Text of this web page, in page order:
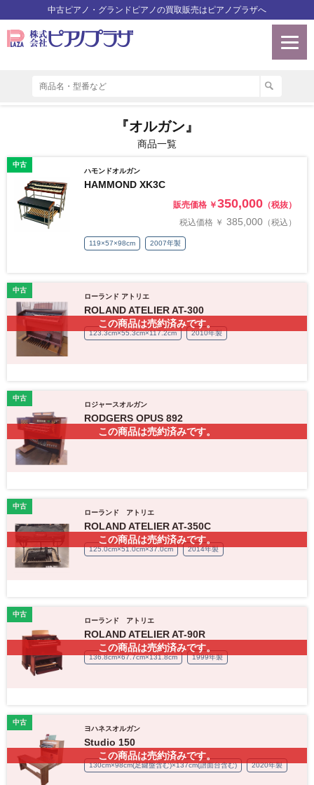
中古ピアノ・グランドピアノの買取販売はピアノプラザへ
『オルガン』
商品一覧
中古
ハモンドオルガン
HAMMOND XK3C
販売価格 ￥350,000 （税抜）
税込価格 ￥ 385,000 （税込）
119×57×98cm 2007年製
この商品は売約済みです。
中古
ローランド アトリエ
ROLAND ATELIER AT-300
123.3cm×55.3cm×117.2cm 2010年製
この商品は売約済みです。
中古
ロジャースオルガン
RODGERS OPUS 892
この商品は売約済みです。
中古
ローランド アトリエ
ROLAND ATELIER AT-350C
125.0cm×51.0cm×37.0cm 2014年製
この商品は売約済みです。
中古
ローランド アトリエ
ROLAND ATELIER AT-90R
136.8cm×67.7cm×131.8cm 1999年製
この商品は売約済みです。
中古
ヨハネスオルガン
Studio 150
130cm×98cm(足鍵盤含む)×137cm(譜面台含む) 2020年製